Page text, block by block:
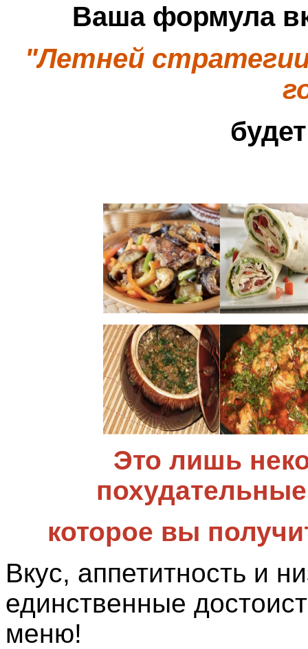
Ваша формула
"Летней стратегии
Это лишь
которое вы
Вкус, аппетитность и
единственные
меню!